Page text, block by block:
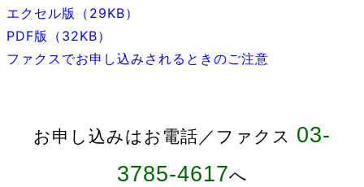
エクセル版（29KB）
PDF版（32KB）
ファクスでお申し込みされるときのご注意
お申し込みはお電話／ファクス 03-
3785-4617へ